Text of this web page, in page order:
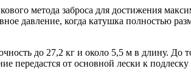
метода заброса для достижения
давление, когда катушка полностью
до 27,2 кг и около 5,5 м в длину. До
передастся от основной лески к подлеску